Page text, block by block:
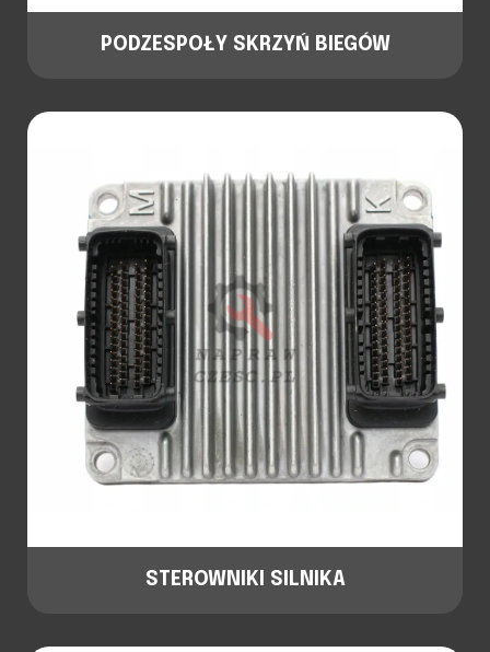
PODZESPOŁY SKRZYŃ BIEGÓW
STEROWNIKI SILNIKA